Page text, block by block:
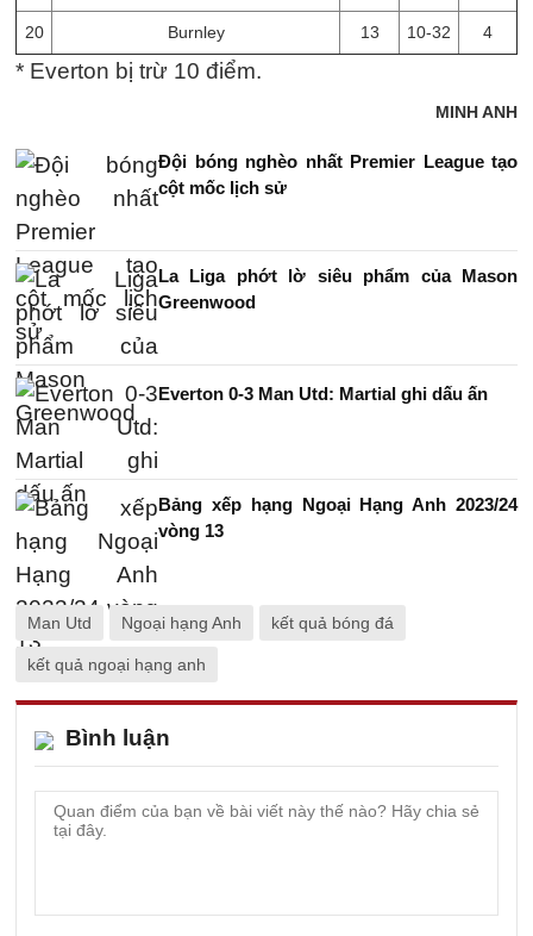
20 Burnley 13 10-32 4
* Everton bị trừ 10 điểm.
MINH ANH
Đội bóng nghèo nhất Premier League tạo
cột mốc lịch sử
La Liga phớt lờ siêu phẩm của Mason
Greenwood
Everton 0-3 Man Utd: Martial ghi dấu ấn
Bảng xếp hạng Ngoại Hạng Anh 2023/24
vòng 13
Man Utd Ngoại hạng Anh kết quả bóng đá
kết quả ngoại hạng anh
Bình luận